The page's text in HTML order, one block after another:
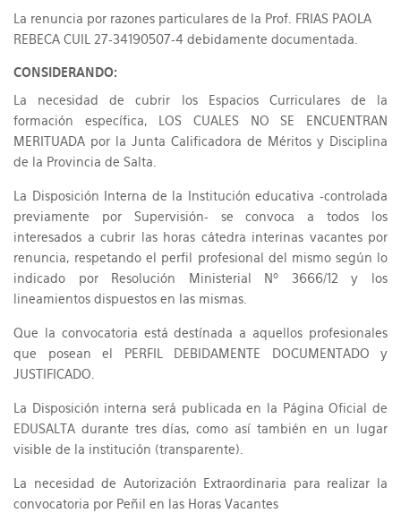
La renuncia por razones particulares de la Prof. FRIAS PAOLA
REBECA CUIL 27-34190507-4 debidamente documentada.
CONSIDERANDO:
La necesidad de cubrir los Espacios Curriculares de la
formación específica, LOS CUALES NO SE ENCUENTRAN
MERITUADA por la Junta Calificadora de Méritos y Disciplina
de la Provincia de Salta.
La Disposición Interna de la Institución educativa -controlada
previamente por Supervisión- se convoca a todos los
interesados a cubrir las horas cátedra interinas vacantes por
renuncia, respetando el perfil profesional del mismo según lo
indicado por Resolución Ministerial Nº 3666/12 y los
lineamientos dispuestos en las mismas.
Que la convocatoria está destínada a aquellos profesionales
que posean el PERFIL DEBIDAMENTE DOCUMENTADO y
JUSTIFICADO.
La Disposición interna será publicada en la Página Oficial de
EDUSALTA durante tres días, como así también en un lugar
visible de la institución (transparente).
La necesidad de Autorización Extraordinaria para realizar la
convocatoria por Peñil en las Horas Vacantes